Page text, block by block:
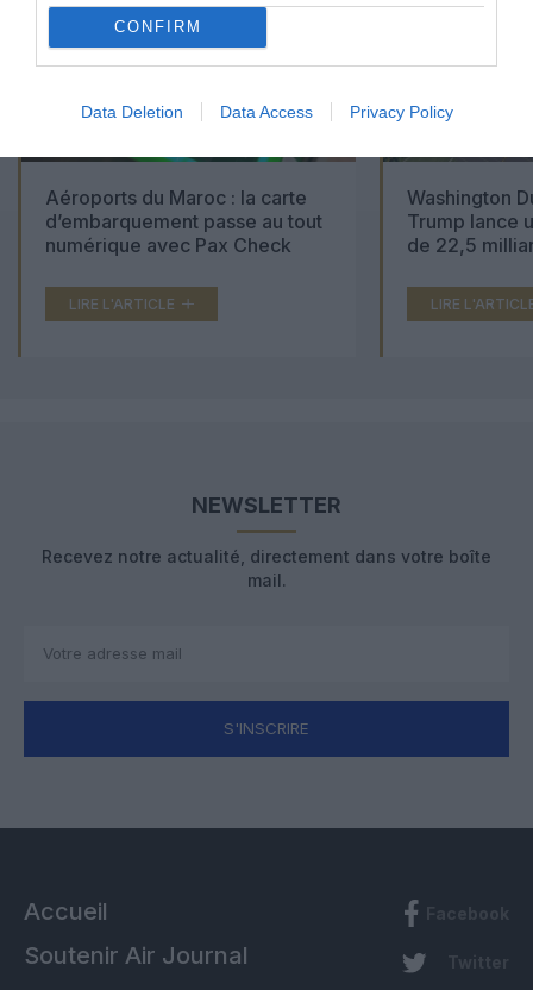
CONFIRM
Data Deletion Data Access Privacy Policy
Aéroports du Maroc : la carte
d’embarquement passe au tout
numérique avec Pax Check
LIRE L'ARTICLE
Washington
Trump lance
de 22,5
LIRE
NEWSLETTER
Recevez notre actualité, directement dans votre boîte
mail.
S'INSCRIRE
Accueil
Soutenir Air Journal